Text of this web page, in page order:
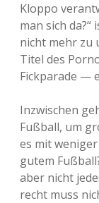
Kloppo
man sich
nicht mehr zu
Titel des
Fickparade —
Inzwischen
Fußball, um
es mit
gutem
aber nicht
recht muss